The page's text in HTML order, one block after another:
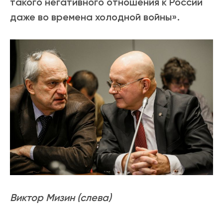
даже во времена холодной войны».
Виктор Мизин (слева)